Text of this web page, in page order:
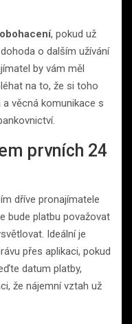
, pokud už
o dalším užívání
by vám měl
na to, že si toho
věcná komunikace s
prvních 24
dříve pronajímatele
bude platbu považovat
Ideální je
přes aplikaci, pokud
datum platby,
že nájemní vztah už